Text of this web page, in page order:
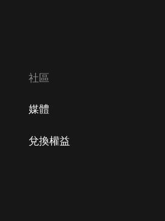
社區
媒體
兌換權益